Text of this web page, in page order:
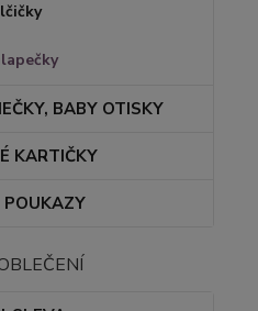
BABY OTISKY
KARTIČKY
POUKAZY